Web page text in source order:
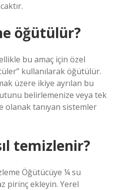
öğütülür?
bu amaç için özel
kullanılarak öğütülür.
üzere ikiye ayrılan bu
belirlemenize veya tek
olanak tanıyan sistemler
temizlenir?
Öğütücüye ¼ su
pirinç ekleyin. Yerel